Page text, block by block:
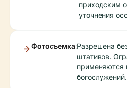
приходским
уточнения
Фотосъемка:Разрешена
штативов.
применяются
богослужений.